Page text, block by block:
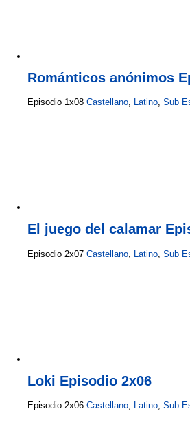
Románticos anónimos
Episodio 1x08 Castellano, Latino, Sub
El juego del calamar
Episodio 2x07 Castellano Latino Sub
Loki Episodio 2x06
Episodio 2x06 Castellano Latino Sub